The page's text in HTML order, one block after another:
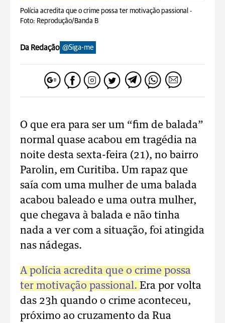
Polícia acredita que o crime possa ter motivação passional -
Foto: Reprodução/Banda B
Da Redação @Siga-me
O que era para ser um “fim de balada”
normal quase acabou em tragédia na
noite desta sexta-feira (21), no bairro
Parolin, em Curitiba. Um rapaz que
saía com uma mulher de uma balada
acabou baleado e uma outra mulher,
que chegava à balada e não tinha
nada a ver com a situação, foi atingida
nas nádegas.
A polícia acredita que o crime possa
ter motivação passional. Era por volta
das 23h quando o crime aconteceu,
próximo ao cruzamento da Rua